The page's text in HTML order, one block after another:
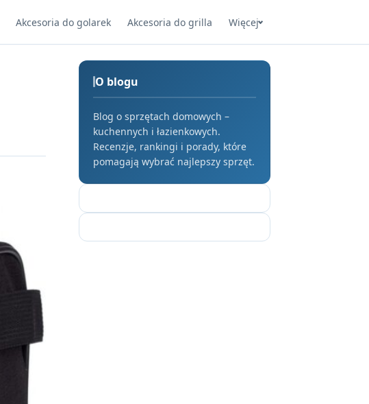
Akcesoria do golarek Akcesoria do grilla Więcej
O blogu
Blog o sprzętach domowych –
kuchennych i łazienkowych.
Recenzje, rankingi i porady, które
pomagają wybrać najlepszy sprzęt.